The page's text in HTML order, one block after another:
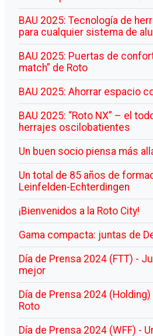
BAU 2025: Tecnología de
para cualquier sistema de
BAU 2025: Puertas de
match” de Roto
BAU 2025: Ahorrar espacio
BAU 2025: “Roto NX” – el
herrajes oscilobatientes
Un buen socio piensa más
Un total de 85 años de
Leinfelden-Echterdingen
¡Bienvenidos a la Roto City!
Gama compacta: juntas de
Día de Prensa 2024 (FTT) -
mejor
Día de Prensa 2024 (Holding)
Roto
Día de Prensa 2024 (WFF) -